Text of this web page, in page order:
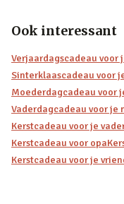
Ook interessant
Verjaardagscadeau voor
Sinterklaascadeau voor
Moederdagcadeau voor
Vaderdagcadeau voor je
Kerstcadeau voor je
Kerstcadeau voor opa
Kerstcadeau voor je